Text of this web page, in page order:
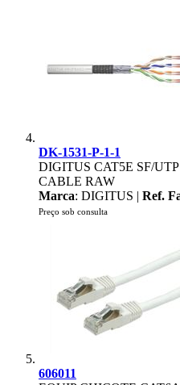
DK-1531-P-1-1
DIGITUS CAT5E SF/
CABLE RAW
Marca: DIGITUS | Ref.
Preço sob consulta
606011